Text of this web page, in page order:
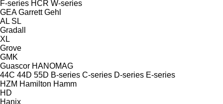
F-series HCR W-series
GEA Garrett Gehl
AL SL
Gradall
XL
Grove
GMK
Guascor HANOMAG
44C 44D 55D B-series C-series D-series E-series
HZM Hamilton Hamm
HD
Hanix